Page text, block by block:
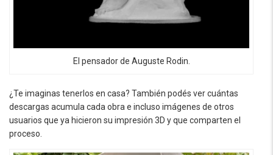
El pensador de Auguste Rodin.
¿Te imaginas tenerlos en casa? También podés ver cuántas
descargas acumula cada obra e incluso imágenes de otros
usuarios que ya hicieron su impresión 3D y que comparten el
proceso.